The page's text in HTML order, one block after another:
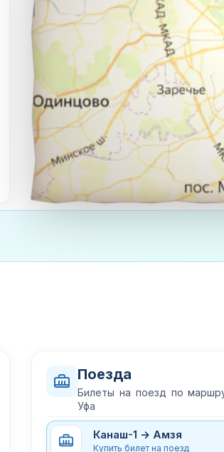
Поезда
Билеты на поезд по
Уфа
Канаш-1 → Амзя
Купить билет на поезд